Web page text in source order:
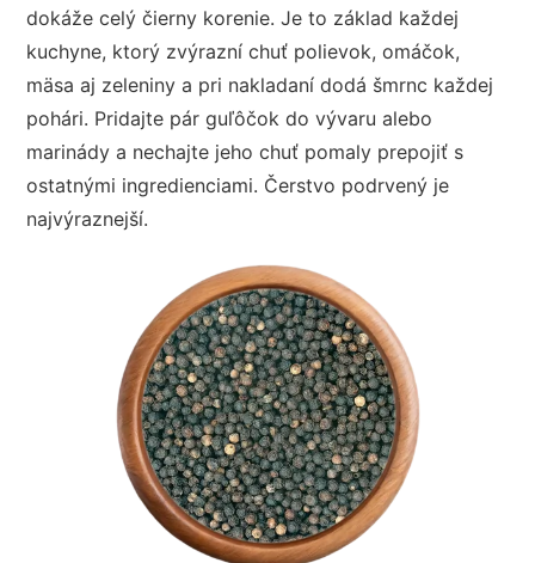
dokáže celý čierny korenie. Je to základ každej
kuchyne, ktorý zvýrazní chuť polievok, omáčok,
mäsa aj zeleniny a pri nakladaní dodá šmrnc každej
pohári. Pridajte pár guľôčok do vývaru alebo
marinády a nechajte jeho chuť pomaly prepojiť s
ostatnými ingredienciami. Čerstvo podrvený je
najvýraznejší.